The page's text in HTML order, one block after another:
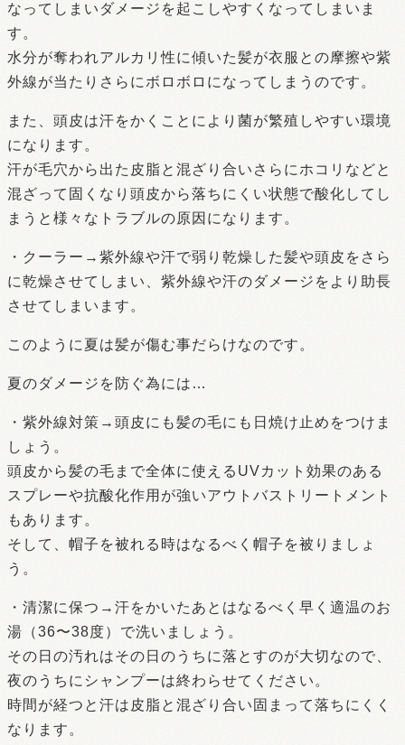
なってしまいダメージを起こしやすくなってしまいま
す。
水分が奪われアルカリ性に傾いた髪が衣服との摩擦や紫
外線が当たりさらにボロボロになってしまうのです。
また、頭皮は汗をかくことにより菌が繁殖しやすい環境
になります。
汗が毛穴から出た皮脂と混ざり合いさらにホコリなどと
混ざって固くなり頭皮から落ちにくい状態で酸化してし
まうと様々なトラブルの原因になります。
・クーラー→紫外線や汗で弱り乾燥した髪や頭皮をさら
に乾燥させてしまい、紫外線や汗のダメージをより助長
させてしまいます。
このように夏は髪が傷む事だらけなのです。
夏のダメージを防ぐ為には…
・紫外線対策→頭皮にも髪の毛にも日焼け止めをつけま
しょう。
頭皮から髪の毛まで全体に使えるUVカット効果のある
スプレーや抗酸化作用が強いアウトバストリートメント
もあります。
そして、帽子を被れる時はなるべく帽子を被りましょ
う。
・清潔に保つ→汗をかいたあとはなるべく早く適温のお
湯（36〜38度）で洗いましょう。
その日の汚れはその日のうちに落とすのが大切なので、
夜のうちにシャンプーは終わらせてください。
時間が経つと汗は皮脂と混ざり合い固まって落ちにくく
なります。